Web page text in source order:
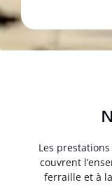
Les
couvrent
ferraille et à